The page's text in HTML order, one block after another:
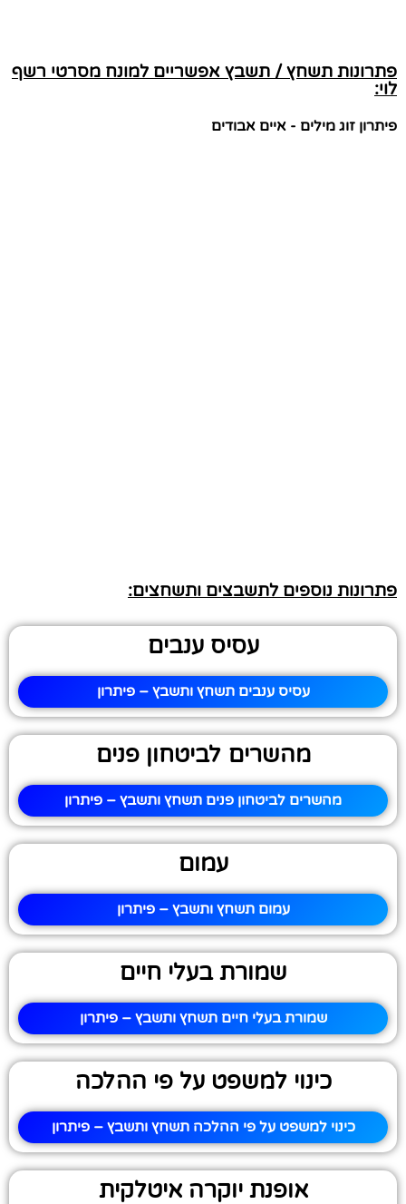
פתרונות תשחץ / תשבץ אפשריים למונח מסרטי רשף
לוי:
פיתרון זוג מילים - איים אבודים
פתרונות נוספים לתשבצים ותשחצים:
עסיס ענבים
עסיס ענבים תשחץ ותשבץ – פיתרון
מהשרים לביטחון פנים
מהשרים לביטחון פנים תשחץ ותשבץ – פיתרון
עמום
עמום תשחץ ותשבץ – פיתרון
שמורת בעלי חיים
שמורת בעלי חיים תשחץ ותשבץ – פיתרון
כינוי למשפט על פי ההלכה
כינוי למשפט על פי ההלכה תשחץ ותשבץ – פיתרון
אופנת יוקרה איטלקית